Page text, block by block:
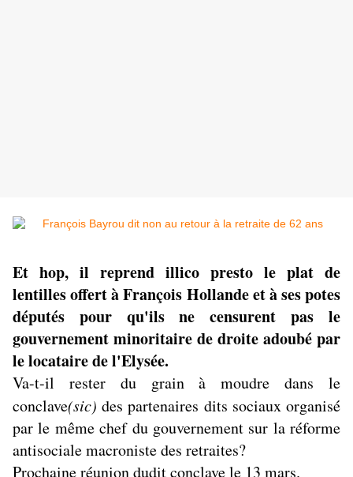
Et hop, il reprend illico presto le plat de
lentilles offert à François Hollande et à ses potes
députés pour qu'ils ne censurent pas le
gouvernement minoritaire de droite adoubé par
le locataire de l'Elysée.
Va-t-il rester du grain à moudre dans le
conclave(sic) des partenaires dits sociaux organisé
par le même chef du gouvernement sur la réforme
antisociale macroniste des retraites?
Prochaine réunion dudit conclave le 13 mars.